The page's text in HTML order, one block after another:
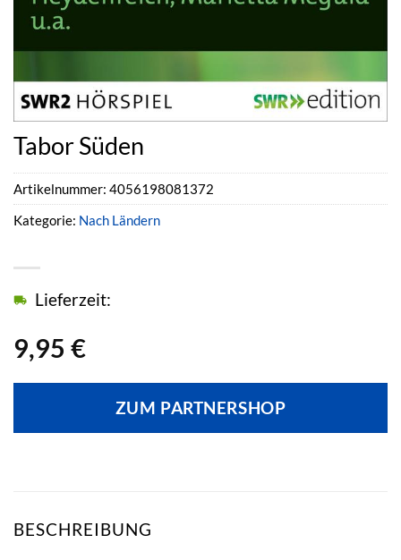
Tabor Süden
9,95 €
Lieferzeit:
ZUM PARTNERSHOP
Artikelnummer: 4056198081372
Kategorie: Nach Ländern
BESCHREIBUNG